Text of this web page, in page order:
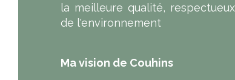
la meilleure qualité,
de l'environnement
Ma vision de Couhins